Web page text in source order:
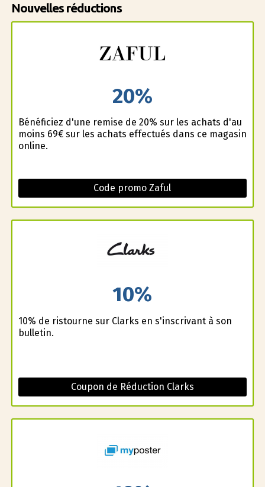
Nouvelles réductions
20%
Bénéficiez d'une remise de 20% sur les achats d'au
moins 69€ sur les achats effectués dans ce magasin
online.
Code promo Zaful
10%
10% de ristourne sur Clarks en s'inscrivant à son
bulletin.
Coupon de Réduction Clarks